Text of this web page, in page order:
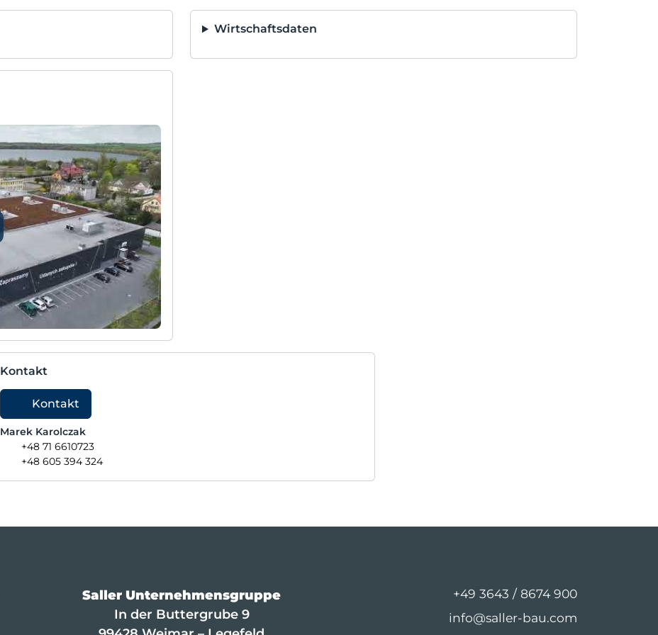
Wirtschaftsdaten
Kontakt
Kontakt
Marek Karolczak
+48 71 6610723
+48 605 394 324
Saller Unternehmensgruppe
In der Buttergrube 9
+49 3643 / 8674 900
info@saller-bau.com